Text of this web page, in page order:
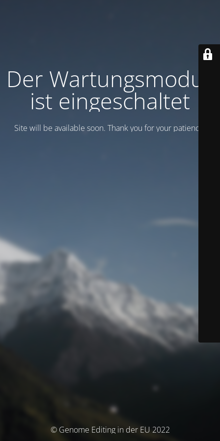
Der Wartungsmodus
ist eingeschaltet
Site will be available soon. Thank you for your patience!
© Genome Editing in der EU 2022